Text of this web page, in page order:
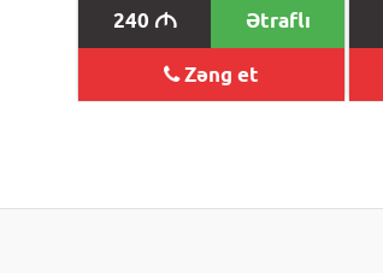
240 M Ətraflı
Zəng et